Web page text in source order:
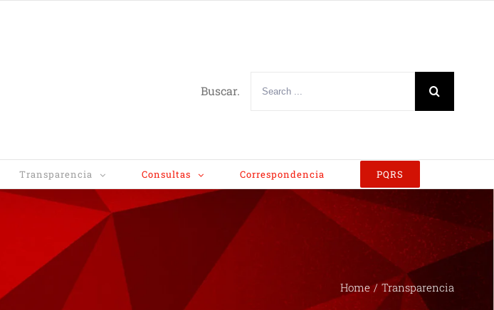
Buscar.
Transparencia Consultas Correspondencia PQRS
Home / Transparencia